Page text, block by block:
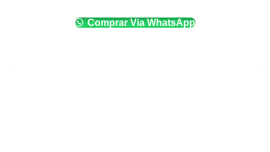
Comprar Via WhatsApp